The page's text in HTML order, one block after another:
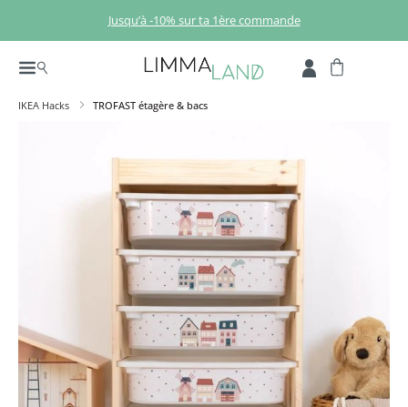
Passer au contenu principalJusqu’à -10% sur ta 1ère commande
IKEA Hacks TROFAST étagère & bacs